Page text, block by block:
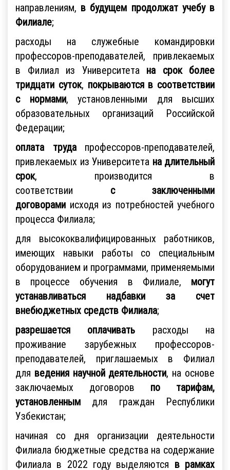
направлениям, в будущем продолжат учебу в
Филиале;
расходы на служебные командировки
профессоров-преподавателей, привлекаемых
в Филиал из Университета на срок более
тридцати суток, покрываются в соответствии
с нормами, установленными для высших
образовательных организаций Российской
Федерации;
оплата трудапрофессоров-преподавателей,
привлекаемых из Университета на длительный
срок, производится в
соответствии с
заключенными
договорами исходя из потребностей учебного
процесса Филиала;
для высококвалифицированных работников,
имеющих навыки работы со специальным
оборудованием и программами, применяемыми
в процессе обучения в Филиале, могут
устанавливаться надбавки за счет
внебюджетных средств Филиала;
разрешается оплачивать расходы на
проживание зарубежных профессоров-
преподавателей, приглашаемых в Филиал
для ведения научной деятельности, на основе
заключаемых договоров по тарифам,
установленным для граждан Республики
Узбекистан;
начиная со дня организации деятельности
Филиала бюджетные средства на содержание
Филиала в 2022 году выделяются в рамках